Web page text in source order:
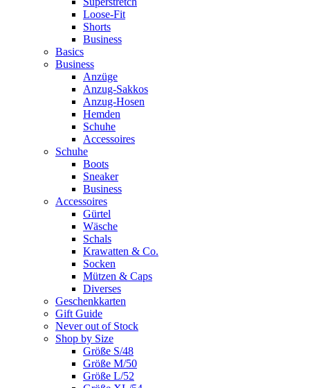
Loose-Fit
Shorts
Business
Basics
Business
Anzüge
Anzug-Sakkos
Anzug-Hosen
Hemden
Schuhe
Accessoires
Schuhe
Boots
Sneaker
Business
Accessoires
Gürtel
Wäsche
Schals
Krawatten & Co.
Socken
Mützen & Caps
Diverses
Geschenkkarten
Gift Guide
Never out of Stock
Shop by Size
Größe S/48
Größe M/50
Größe L/52